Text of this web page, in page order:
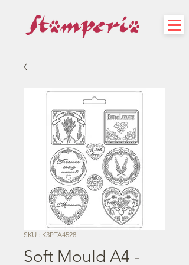
SKU : K3PTA4528
Soft Mould A4 -